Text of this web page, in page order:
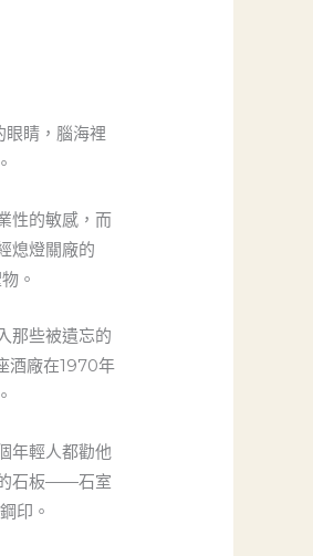
眼睛，腦海裡
性的敏感，而
熄燈關廠的
。
那些被遺忘的
酒廠在1970年
年輕人都勸他
的石板——石室
印。